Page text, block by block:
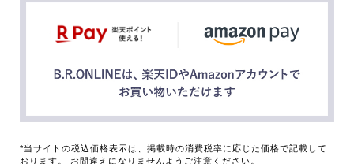
*当サイトの税込価格表示は、掲載時の消費税率に応じた価格で記載して
おります。 お間違えになりませんようご注意ください。